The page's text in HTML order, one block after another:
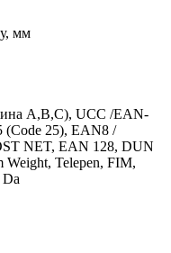
мм
A,B,C), UCC /EAN-
(Code 25), EAN8 /
NET, EAN 128, DUN
Weight, Telepen, FIM,